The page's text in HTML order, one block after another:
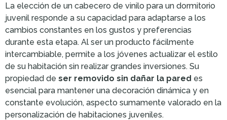
La elección de un cabecero de vinilo para un dormitorio
juvenil responde a su capacidad para adaptarse a los
cambios constantes en los gustos y preferencias
durante esta etapa. Al ser un producto fácilmente
intercambiable, permite a los jóvenes actualizar el estilo
de su habitación sin realizar grandes inversiones. Su
propiedad de ser removido sin dañar la pared es
esencial para mantener una decoración dinámica y en
constante evolución, aspecto sumamente valorado en la
personalización de habitaciones juveniles.